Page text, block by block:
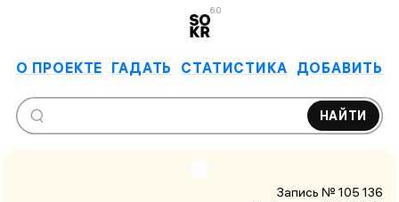
6.0
О ПРОЕКТЕ ГАДАТЬ СТАТИСТИКА ДОБАВИТЬ
НАЙТИ
Запись № 105 136